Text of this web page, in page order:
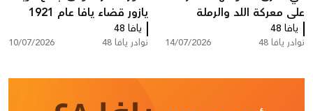
على معركة اللد والرملة
وكيف سقطت المدينتين
يافا 48
نوادر يافا 48 14/07/2026
يازور قضاء يافا عام 1921
يافا 48
نوادر يافا 48 10/07/2026